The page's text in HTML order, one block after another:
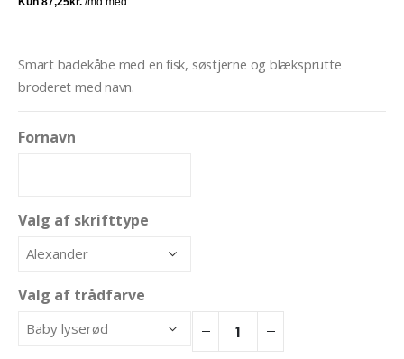
Smart badekåbe med en fisk, søstjerne og blæksprutte
broderet med navn.
Fornavn
Valg af skrifttype
Valg af trådfarve